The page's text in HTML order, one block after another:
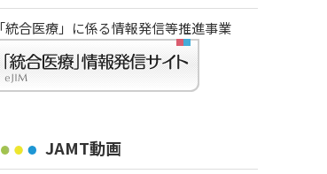
「統合医療」に係る情報発信等推進事業
JAMT動画